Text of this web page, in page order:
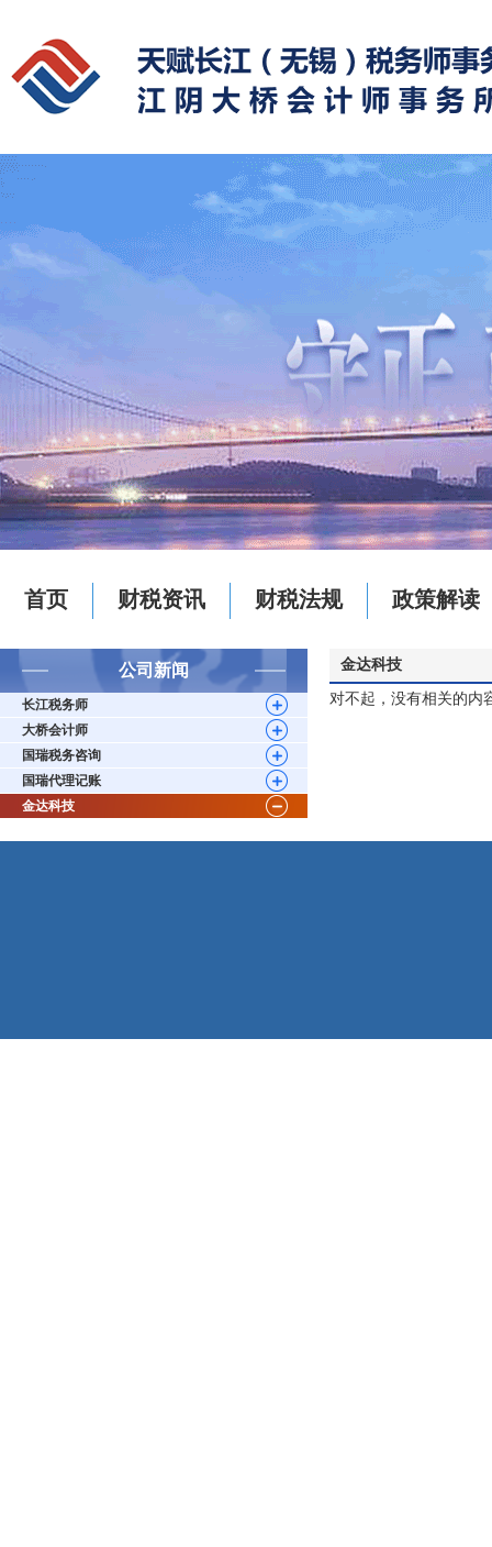
首页 财税资讯 财税法规 政策解读
公司新闻
长江税务师
大桥会计师
国瑞税务咨询
国瑞代理记账
金达科技
金达科技
对不起，没有相关的内